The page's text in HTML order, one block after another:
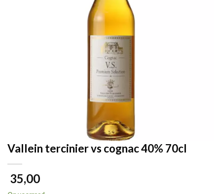
Vallein tercinier vs cognac 40% 70cl
35,00